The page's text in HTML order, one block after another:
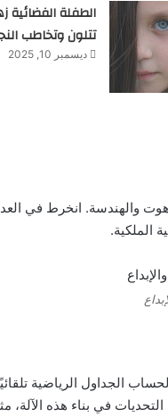
الطفلة الفضائية
تتلون وتخاطب
ديسمبر 10, 2025
والهندسة. انخرط في
الملكية.
لحساب الجداول الرياضية
في بناء هذه الآلة،